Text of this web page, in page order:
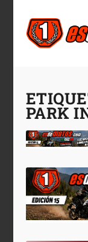
PARK